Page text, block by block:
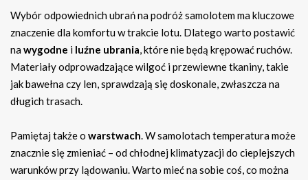
Wybór odpowiednich ubrań na podróż samolotem ma kluczowe
znaczenie dla komfortu w trakcie lotu. Dlatego warto postawić
nawygodne i luźne ubrania, które nie będą krępować ruchów.
Materiały odprowadzające wilgoć i przewiewne tkaniny, takie
jak bawełna czy len, sprawdzają się doskonale, zwłaszcza na
długich trasach.
Pamiętaj także o warstwach. W samolotach temperatura może
znacznie się zmieniać – od chłodnej klimatyzacji do cieplejszych
warunków przy lądowaniu. Warto mieć na sobie coś, co można